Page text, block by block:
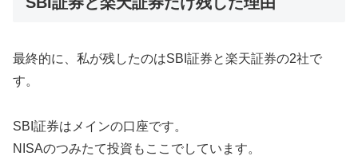
最終的に、私が残したのはSBI証券と楽天証券の2社で
す。
SBI証券はメインの口座です。
NISAのつみたて投資もここでしています。